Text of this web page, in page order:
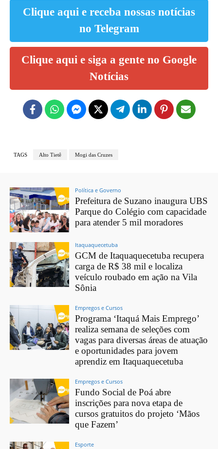
Clique aqui e receba nossas notícias
no Telegram
Clique aqui e siga a gente no Google
Notícias
TAGS Alto Tietê Mogi das Cruzes
Política e Governo
Prefeitura de Suzano inaugura UBS
Parque do Colégio com capacidade
para atender 5 mil moradores
Itaquaquecetuba
GCM de Itaquaquecetuba recupera
carga de R$ 38 mil e localiza
veículo roubado em ação na Vila
Sônia
Empregos e Cursos
Programa ‘Itaquá Mais Emprego’
realiza semana de seleções com
vagas para diversas áreas de atuação
e oportunidades para jovem
aprendiz em Itaquaquecetuba
Empregos e Cursos
Fundo Social de Poá abre
inscrições para nova etapa de
cursos gratuitos do projeto ‘Mãos
que Fazem’
Esporte